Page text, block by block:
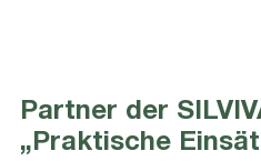
Partner der
„Praktische